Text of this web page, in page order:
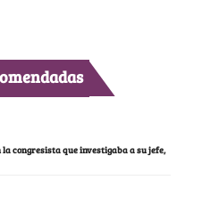
la congresista que investigaba a su jefe,